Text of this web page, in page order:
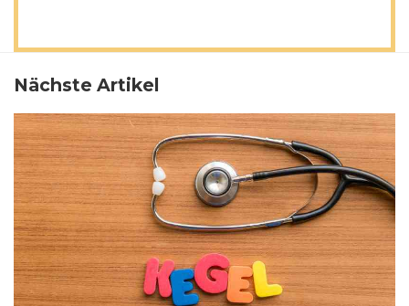
Nächste Artikel